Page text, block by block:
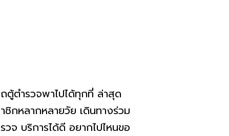
ตู้ตำรวจพาไปได้ทุกที่ ล่าสุด
กหลากหลายวัย​ เดินทางร่วม
จ​ บริการได้ดี​ อยากไปไหนขอ